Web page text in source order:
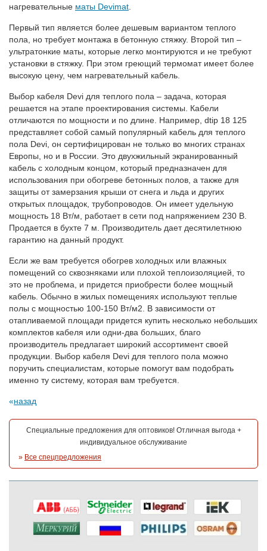
нагревательные маты Devimat
Первый тип является более дешевым вариантом теплого
пола, но требует монтажа в бетонную стяжку. Второй тип –
ультратонкие маты, которые легко монтируются и не требуют
установки в стяжку. При этом греющий термомат имеет более
высокую цену, чем нагревательный кабель.
Выбор кабеля Devi для теплого пола – задача, которая
решается на этапе проектирования системы. Кабели
отличаются по мощности и по длине. Например, dtip 18 125
представляет собой самый популярный кабель для теплого
пола Devi, он сертифицирован не только во многих странах
Европы, но и в России. Это двухжильный экранированный
кабель с холодным концом, который предназначен для
использования при обогреве бетонных полов, а также для
защиты от замерзания крыши от снега и льда и других
открытых площадок, трубопроводов. Он имеет удельную
мощность 18 Вт/м, работает в сети под напряжением 230 В.
Продается в бухте 7 м. Производитель дает десятилетнюю
гарантию на данный продукт.
Если же вам требуется обогрев холодных или влажных
помещений со сквозняками или плохой теплоизоляцией, то
это не проблема, и придется приобрести более мощный
кабель. Обычно в жилых помещениях используют теплые
полы с мощностью 100-150 Вт/м2. В зависимости от
отапливаемой площади придется купить несколько небольших
комплектов кабеля или одни-два больших, благо
производитель предлагает широкий ассортимент своей
продукции. Выбор кабеля Devi для теплого пола можно
поручить специалистам, которые помогут вам подобрать
именно ту систему, которая вам требуется.
назад
Специальные предложения для оптовиков! Отличная выгода +
индивидуальное обслуживание
» Все спецпредложения